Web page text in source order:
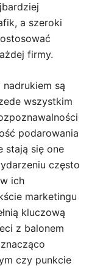
a szeroki
firmy.
są
wszystkim
podarowania
stają się one
często
ich
marketingu
kluczową
z balonem
czy punkcie